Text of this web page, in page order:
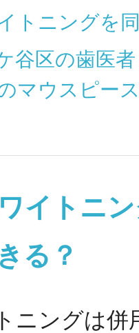
トニングを
谷区の歯医
マウスピー
イトニ
る？
ニングは併